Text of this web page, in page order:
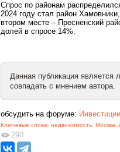
Спрос по районам
2024 году стал район
втором месте – Пресненский
долей в спросе 14%.
Данная публикация
совпадать с мнением автора.
обсудить на форуме:
Ключевые слова: недвижимость Москва
290